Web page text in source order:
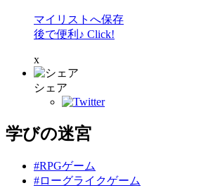
マイリストへ保存
後で便利♪ Click!
x
シェア
学びの迷宮
#RPGゲーム
#ローグライクゲーム